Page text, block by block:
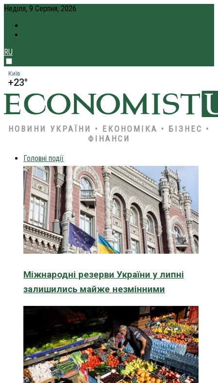
Неділя, 9 Серпня, 2026
RU
Київ
+23°
НОВИНИ УКРАЇНИ • ЕКОНОМІКА • БІЗНЕС •
ФІНАНСИ
Головні події
Міжнародні резерви України у липні
залишились майже незмінними